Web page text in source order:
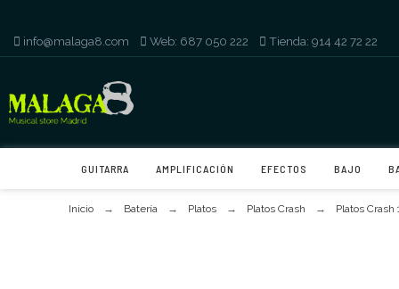
info@malaga8.com Web: 687 050 222 Tienda: 914 42 72 22
GUITARRA AMPLIFICACIÓN EFECTOS BAJO
Inicio Batería Platos Platos Crash Platos Crash